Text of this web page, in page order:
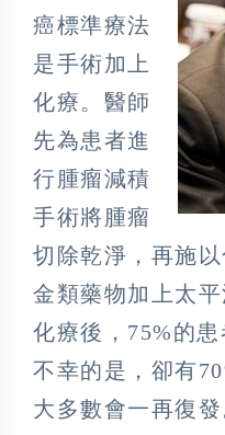
癌標準療法
是手術加上
化療。醫師
先為患者進
行腫瘤減積
手術將腫瘤
切除乾淨，再施
金類藥物加上太
化療後，75%的患
不幸的是，卻有
大多數會一再復發